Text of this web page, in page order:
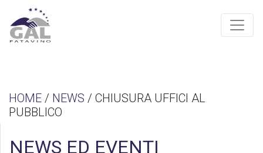
HOME / NEWS / CHIUSURA UFFICI AL
PUBBLICO
NEWS ED EVENTI